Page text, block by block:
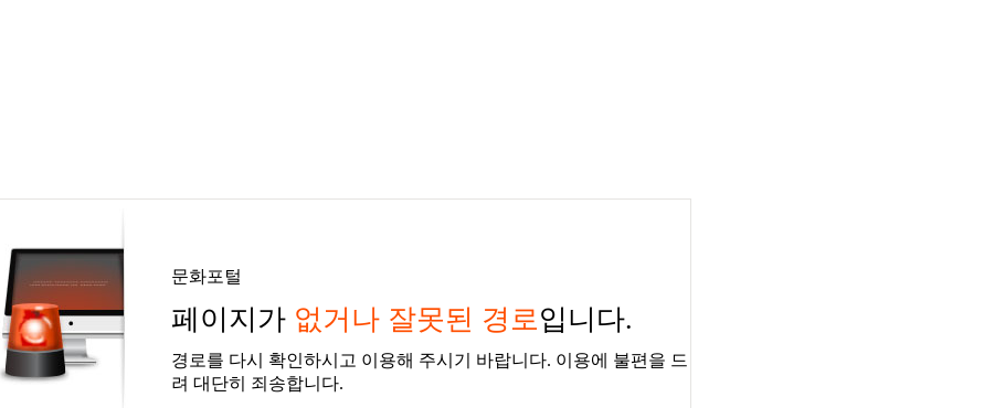
문화포털
페이지가 없거나 잘못된 경로입니다.
경로를 다시 확인하시고 이용해 주시기 바랍니다. 이용에 불편을 드
려 대단히 죄송합니다.